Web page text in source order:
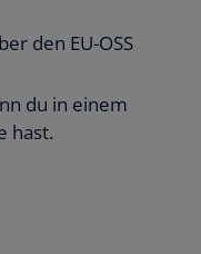
den EU-OSS
du in einem
hast.